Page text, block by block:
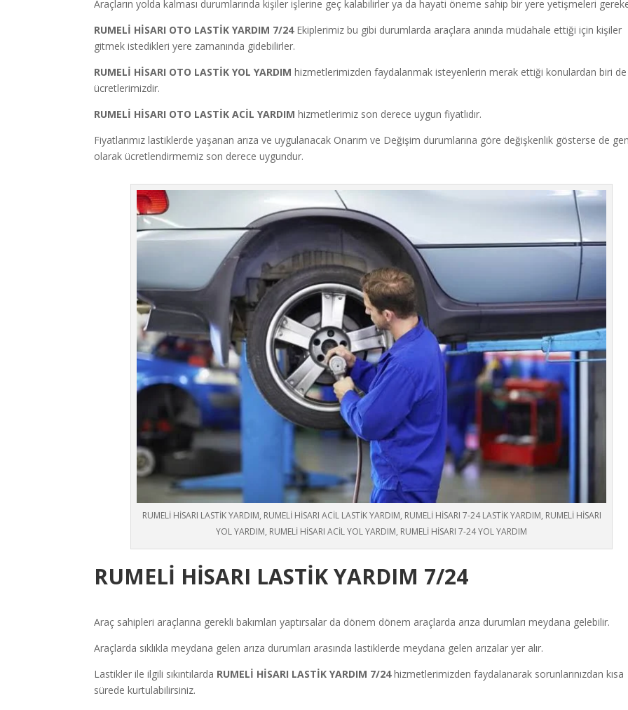
Araçların yolda kalması durumlarında kişiler işlerine geç kalabilirler ya da hayati öneme sahip bir yere yetişmeleri
RUMELİ HİSARI OTO LASTİK YARDIM 7/24 Ekiplerimiz bu gibi durumlarda araçlara anında müdahale ettiği için kişiler
gitmek istedikleri yere zamanında gidebilirler.
RUMELİ HİSARI OTO LASTİK YOL YARDIMhizmetlerimizden faydalanmak isteyenlerin merak ettiği konulardan biri de
ücretlerimizdir.
RUMELİ HİSARI OTO LASTİK ACİL YARDIMhizmetlerimiz son derece uygun fiyatlıdır.
Fiyatlarımız lastiklerde yaşanan arıza ve uygulanacak Onarım ve Değişim durumlarına göre değişkenlik gösterse de
olarak ücretlendirmemiz son derece uygundur.
RUMELİ HİSARI LASTİK YARDIM, RUMELİ HİSARI ACİL LASTİK YARDIM, RUMELİ HİSARI 7-24 LASTİK YARDIM, RUMELİ HİSARI
YOL YARDIM, RUMELİ HİSARI ACİL YOL YARDIM, RUMELİ HİSARI 7-24 YOL YARDIM
RUMELİ HİSARI LASTİK YARDIM 7/24
Araç sahipleri araçlarına gerekli bakımları yaptırsalar da dönem dönem araçlarda arıza durumları meydana gelebilir.
Araçlarda sıklıkla meydana gelen arıza durumları arasında lastiklerde meydana gelen arızalar yer alır.
Lastikler ile ilgili sıkıntılarda RUMELİ HİSARI LASTİK YARDIM 7/24 hizmetlerimizden faydalanarak sorunlarınızdan kısa
sürede kurtulabilirsiniz.